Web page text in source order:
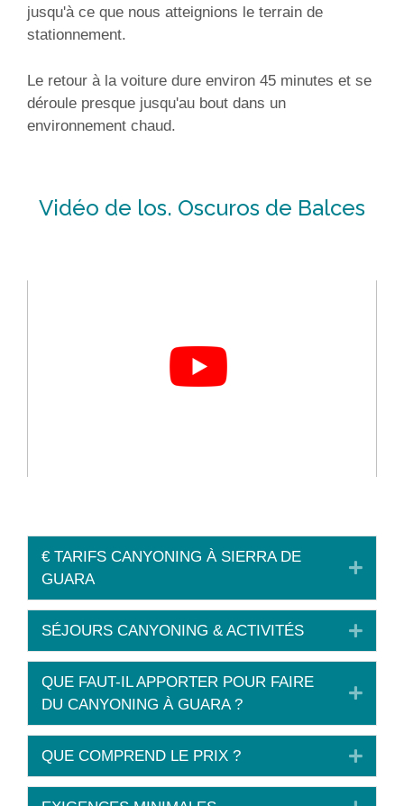
jusqu'à ce que nous atteignions le terrain de
stationnement.
Le retour à la voiture dure environ 45 minutes et se
déroule presque jusqu'au bout dans un
environnement chaud.
Vidéo de los. Oscuros de Balces
€ TARIFS CANYONING À SIERRA DE
GUARA
C
l
l
a
e
SÉJOURS CANYONING & ACTIVITÉS
E
x
a
QUE FAUT-IL APPORTER POUR FAIRE
DU CANYONING À GUARA ?
E
p
a
n
QUE COMPREND LE PRIX ?
E
x